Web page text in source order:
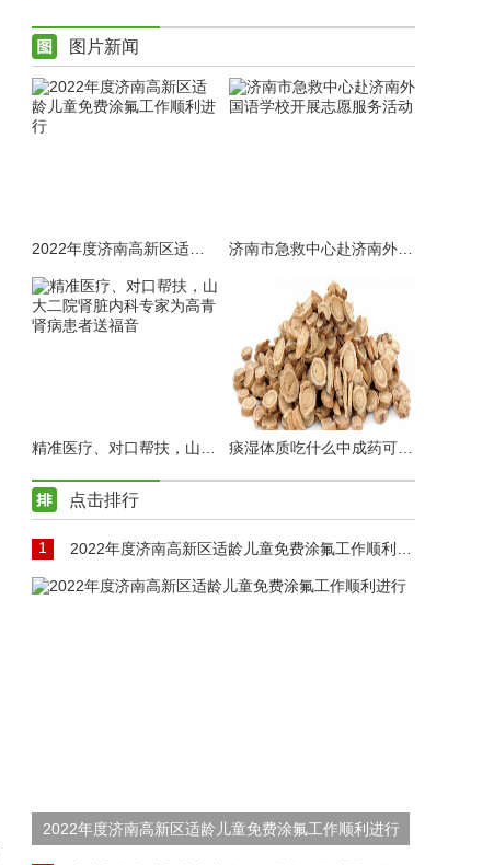
图片新闻
点击排行
1 2022年度济南高新区适龄儿童免费涂氟工作顺利进行
2022年度济南高新区适龄儿童免费涂氟工作顺利进行